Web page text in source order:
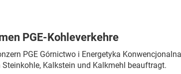
PGE-Kohleverkehre
PGE Górnictwo i Energetyka
Kalkstein und Kalkmehl beauftragt.